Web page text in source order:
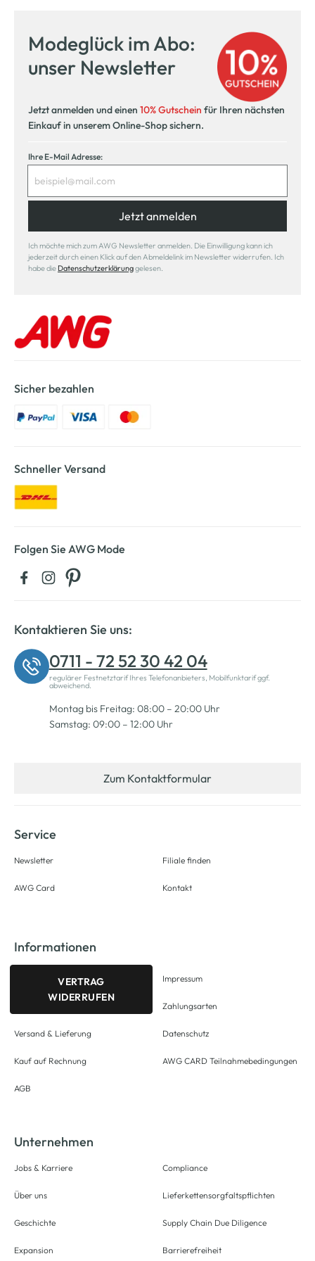
Modeglück im Abo:
unser Newsletter
Jetzt anmelden und einen 10% Gutschein für Ihren nächsten
Einkauf in unserem Online-Shop sichern.
Ihre E-Mail Adresse:
Jetzt anmelden
Ich möchte mich zum AWG Newsletter anmelden. Die Einwilligung kann ich
jederzeit durch einen Klick auf den Abmeldelink im Newsletter widerrufen. Ich
habe die Datenschutzerklärunggelesen.
Sicher bezahlen
Schneller Versand
Folgen Sie AWG Mode
Kontaktieren Sie uns:
0711 - 72 52 30 42 04
regulärer Festnetztarif Ihres Telefonanbieters, Mobilfunktarif ggf.
abweichend.
Montag bis Freitag: 08:00 – 20:00 Uhr
Samstag: 09:00 – 12:00 Uhr
Zum Kontaktformular
Service
Newsletter
AWG Card
Filiale finden
Kontakt
Informationen
VERTRAG
WIDERRUFEN
Versand & Lieferung
Kauf auf Rechnung
AGB
Impressum
Zahlungsarten
Datenschutz
AWG CARD Teilnahmebedingungen
Unternehmen
Jobs & Karriere
Über uns
Geschichte
Expansion
Compliance
Lieferkettensorgfaltspflichten
Supply Chain Due Diligence
Barrierefreiheit